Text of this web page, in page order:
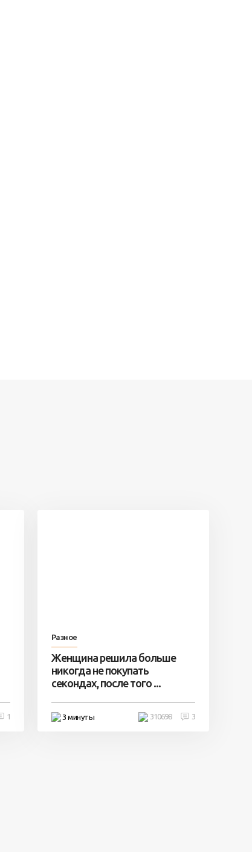
1
Разное
Женщина решила больше
никогда не покупать
секондах, после того ...
3 минуты 3
310698